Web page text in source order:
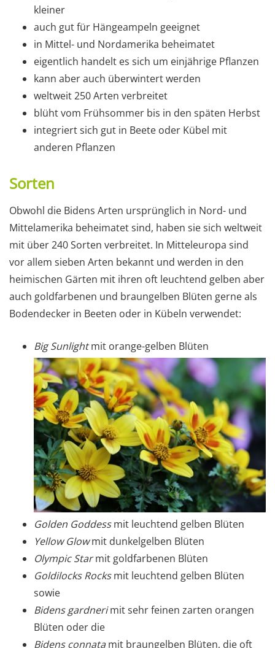
kleiner
auch gut für Hängeampeln geeignet
in Mittel- und Nordamerika beheimatet
eigentlich handelt es sich um einjährige Pflanzen
kann aber auch überwintert werden
weltweit 250 Arten verbreitet
blüht vom Frühsommer bis in den späten Herbst
integriert sich gut in Beete oder Kübel mit
anderen Pflanzen
Sorten
Obwohl die Bidens Arten ursprünglich in Nord- und
Mittelamerika beheimatet sind, haben sie sich weltweit
mit über 240 Sorten verbreitet. In Mitteleuropa sind
vor allem sieben Arten bekannt und werden in den
heimischen Gärten mit ihren oft leuchtend gelben aber
auch goldfarbenen und braungelben Blüten gerne als
Bodendecker in Beeten oder in Kübeln verwendet:
Big Sunlightmit orange-gelben Blüten
Golden Goddessmit leuchtend gelben Blüten
Yellow Glowmit dunkelgelben Blüten
Olympic Starmit goldfarbenen Blüten
Goldilocks Rocksmit leuchtend gelben Blüten
sowie
Bidens gardnerimit sehr feinen zarten orangen
Blüten oder die
Bidens connatamit braungelben Blüten, die oft